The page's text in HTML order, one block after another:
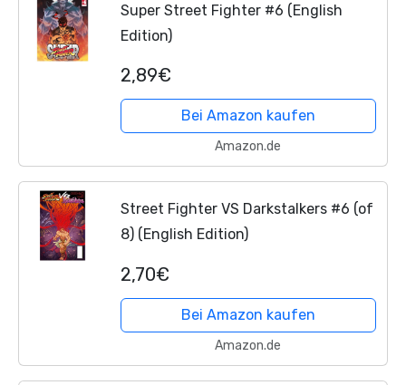
Super Street Fighter #6 (English
Edition)
2,89€
Bei Amazon kaufen
Amazon.de
Street Fighter VS Darkstalkers #6 (of
8) (English Edition)
2,70€
Bei Amazon kaufen
Amazon.de